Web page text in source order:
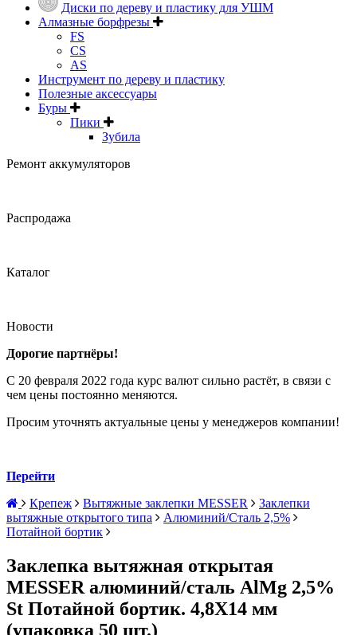
Диски по дереву и пластику для УШМ
Алмазные борфрезы
FS
CS
AS
Инструмент по дереву и пластику
Полезные аксессуары
Буры
Пики
Зубила
Ремонт аккумуляторов
Распродажа
Каталог
Новости
Дорогие партнёры!
С 20 февраля 2022 года курс валют сильно растёт, в связи с
чем цены постоянно меняются.
Просим уточнять актуальные цены у менеджеров компании!
Перейти
Крепеж
Вытяжные заклепки MESSER
Заклепки
вытяжные открытого типа
Алюминий/Сталь 2,5%
Потайной бортик
Заклепка вытяжная открытая
MESSER алюминий/сталь AlMg 2,5%
St Потайной бортик. 4,8X14 мм
(упаковка 50 шт.)